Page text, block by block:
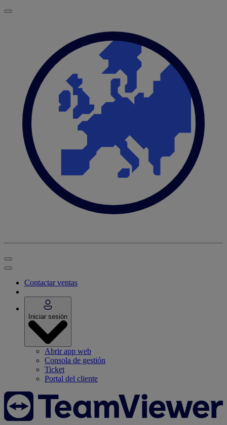
Contactar ventas
Iniciar sesión
Abrir app web
Consola de gestión
Ticket
Portal del cliente